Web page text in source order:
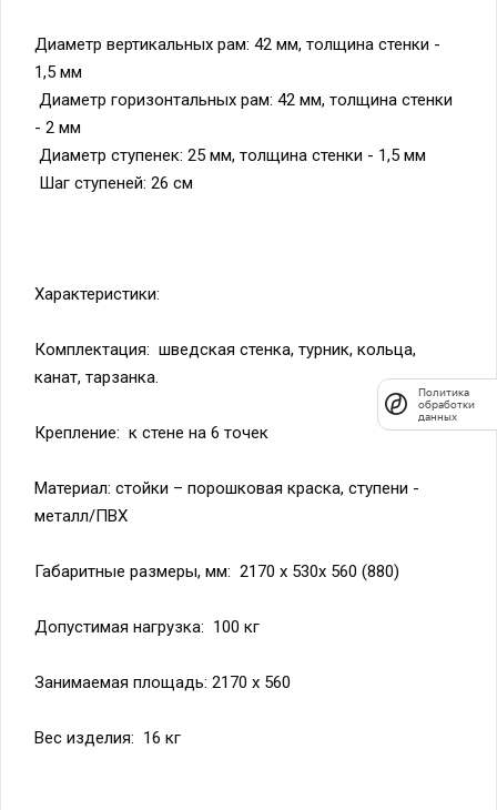
Диаметр вертикальных рам: 42 мм, толщина стенки -
1,5 мм
Диаметр горизонтальных рам: 42 мм, толщина стенки
- 2 мм
Диаметр ступенек: 25 мм, толщина стенки - 1,5 мм
Шаг ступеней: 26 см
Характеристики:
Комплектация: шведская стенка, турник, кольца,
канат, тарзанка.
Крепление: к стене на 6 точек
Материал: стойки – порошковая краска, ступени -
металл/ПВХ
Габаритные размеры, мм: 2170 х 530х 560 (880)
Допустимая нагрузка: 100 кг
Занимаемая площадь: 2170 х 560
Вес изделия: 16 кг
Политика
обработки
данных